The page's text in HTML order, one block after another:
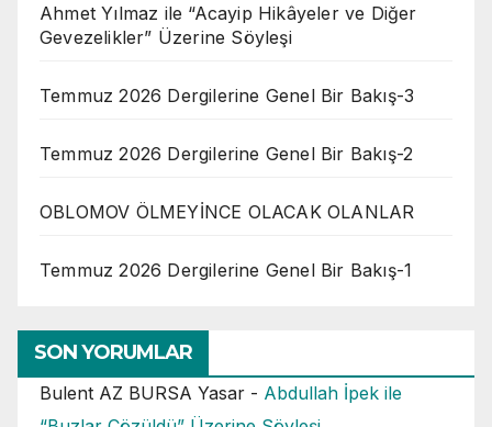
Ahmet Yılmaz ile “Acayip Hikâyeler ve Diğer
Gevezelikler” Üzerine Söyleşi
Temmuz 2026 Dergilerine Genel Bir Bakış-3
Temmuz 2026 Dergilerine Genel Bir Bakış-2
OBLOMOV ÖLMEYİNCE OLACAK OLANLAR
Temmuz 2026 Dergilerine Genel Bir Bakış-1
SON YORUMLAR
Bulent AZ BURSA Yasar - Abdullah İpek ile